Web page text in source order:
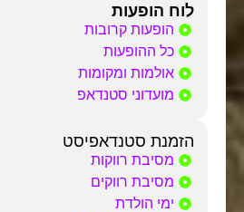
לוח הופעות
הופעות קרובות
כל ההופעות
אולמות ומקומות
מועדוני סטנדאפ
הזמנת סטנדאפיסט
מסיבת רווקות
מסיבת רווקים
ימי הולדת